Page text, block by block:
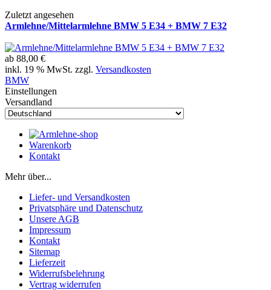
Zuletzt angesehen
Armlehne/Mittelarmlehne BMW 5 E34 + BMW 7 E32
ab 88,00 €
inkl. 19 % MwSt. zzgl. Versandkosten
BMW
Einstellungen
Versandland
Warenkorb
Kontakt
Mehr über...
Liefer- und Versandkosten
Privatsphäre und Datenschutz
Unsere AGB
Impressum
Kontakt
Sitemap
Lieferzeit
Widerrufsbelehrung
Vertrag widerrufen